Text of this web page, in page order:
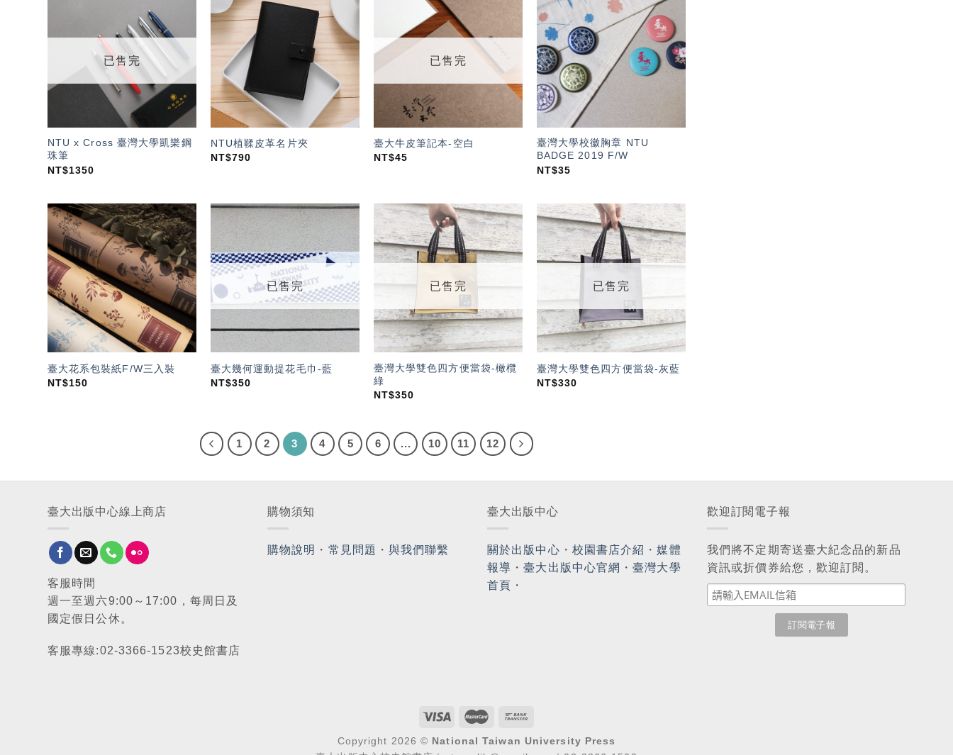
「願
望輕
已售完
NTU x Cross 臺灣大學凱樂鋼
珠筆
NT$1350
加入
「願
望輕
單」
NTU植鞣皮革名片夾
NT$790
望輕
已售完
臺大牛皮筆記本-空白
NT$45
加入
「願
望輕
單」
臺灣大學校徽胸章 NTU
BADGE 2019 F/W
NT$35
加入
「願
望輕
單」
臺大花系包裝紙F/W三入裝
NT$150
「願
望輕
已售完
臺大幾何運動提花毛巾-藍
NT$350
加入
「願
望輕
已售完
臺灣大學雙色四方便當袋-橄欖
綠
NT$350
加入
「願
望輕
已售完
臺灣大學雙色四方便當袋-灰藍
NT$330
1 2 3 4 5 6 ... 10 11 12
臺大出版中心線上商店
客服時間
週一至週六9:00～17:00，每周日及
國定假日公休。
客服專線:02-3366-1523校史館書店
購物須知
購物說明 ・ 常見問題 ・與我們聯繫
臺大出版中心
關於出版中心 ・ 校園書店介紹 ・媒體
報導 ・臺大出版中心官網 ・臺灣大學
首頁 ・
歡迎訂閱電子報
我們將不定期寄送臺大紀念品的新品
資訊或折價券給您，歡迎訂閱。
Copyright 2026 © National Taiwan University Press